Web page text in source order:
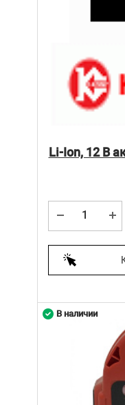
Li-Ion, 12 В
В наличии